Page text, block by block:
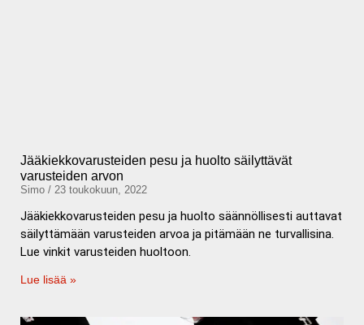
Jääkiekkovarusteiden pesu ja huolto säilyttävät
varusteiden arvon
Simo 23 toukokuun, 2022
Jääkiekkovarusteiden pesu ja huolto säännöllisesti auttavat
säilyttämään varusteiden arvoa ja pitämään ne turvallisina.
Lue vinkit varusteiden huoltoon.
Lue lisää »